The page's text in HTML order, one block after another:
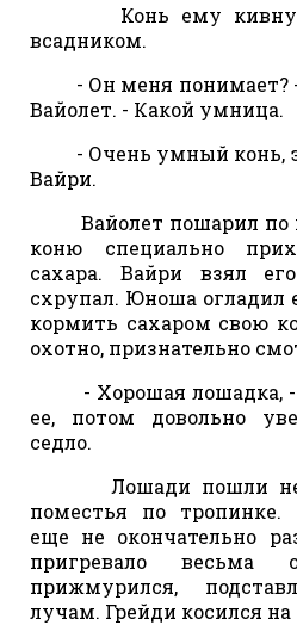
Конь ему кивнул,
всадником.
- Он меня понимает?
Вайолет. - Какой умница.
- Очень умный конь,
Вайри.
Вайолет пошарил по
коню специально
сахара. Вайри взял
схрупал. Юноша огладил
кормить сахаром свою
охотно, признательно
- Хорошая лошадка, -
ее, потом довольно
седло.
Лошади пошли
поместья по тропинке.
еще не окончательно
пригревало весьма
прижмурился,
лучам. Грейди косился на